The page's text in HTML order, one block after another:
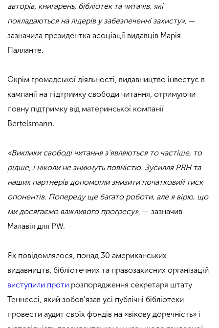
авторів, книгарень, бібліотек та читачів, які
покладаються на лідерів у забезпеченні захисту», —
зазначила президентка асоціації видавців Марія
Палланте.
Окрім громадської діяльності, видавництво інвестує в
кампанії на підтримку свободи читання, отримуючи
повну підтримку від материнської компанії
Bertelsmann.
«Виклики свободі читання з’являються то частіше, то
рідше, і ніколи не зникнуть повністю. Зусилля PRH та
наших партнерів допомогли знизити початковий тиск
опонентів. Попереду ще багато роботи, але я вірю, що
ми досягаємо важливого прогресу», — зазначив
Малавія для PW.
Як повідомлялося, понад 30 американських
видавництв, бібліотечних та правозахисних організацій
виступили проти розпорядження секретаря штату
Теннессі, який зобов’язав усі публічні бібліотеки
провести аудит своїх фондів на «вікову доречність» і